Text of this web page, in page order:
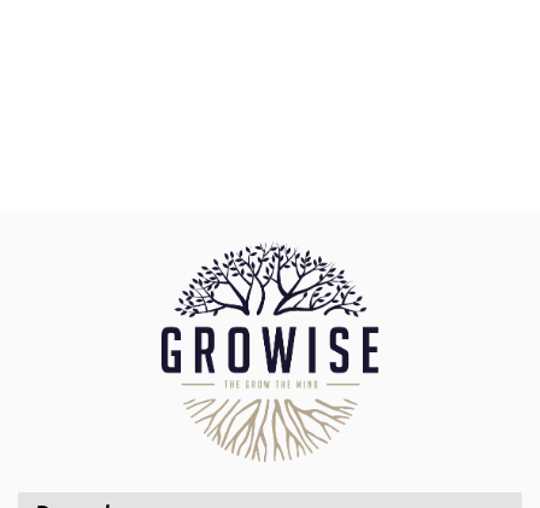
Aqualighter